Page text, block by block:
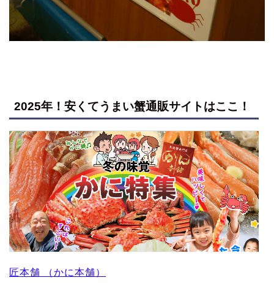
2025年！安くてうまい蟹通販サイトはここ！
匠本舗 （かに本舗）